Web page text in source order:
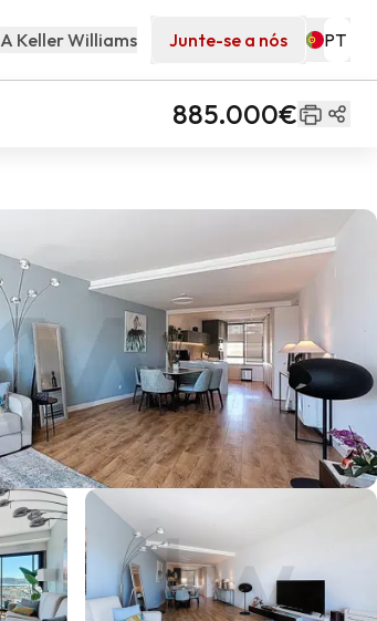
A Keller Williams Junte-se a nós
885.000€